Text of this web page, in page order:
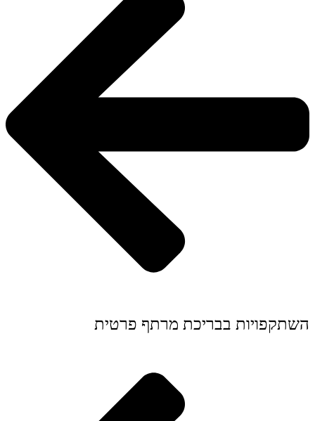
השתקפויות בבריכת מרתף פרטית